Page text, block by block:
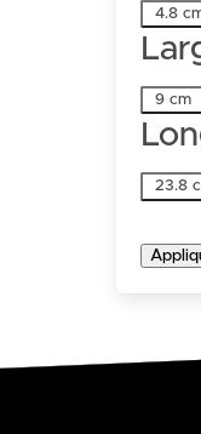
4.8
Largeur
9 cm
23.8